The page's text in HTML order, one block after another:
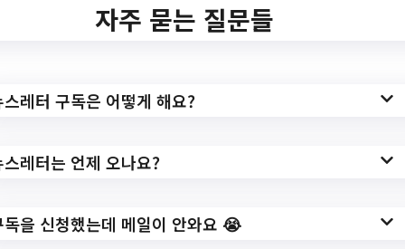
기‘요즘김해 지금여
행’ 참가자 모집
자주 묻는 질문들
스레터 구독은 어떻게 해요?
스레터는 언제 오나요?
독을 신청했는데 메일이 안와요 😭